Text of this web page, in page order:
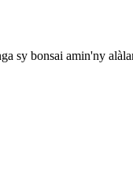
sy bonsai amin'ny